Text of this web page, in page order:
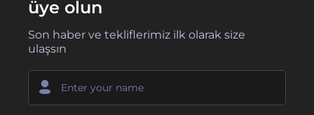
üye olun
Son haber ve tekliflerimiz ilk olarak size
ulaşsın